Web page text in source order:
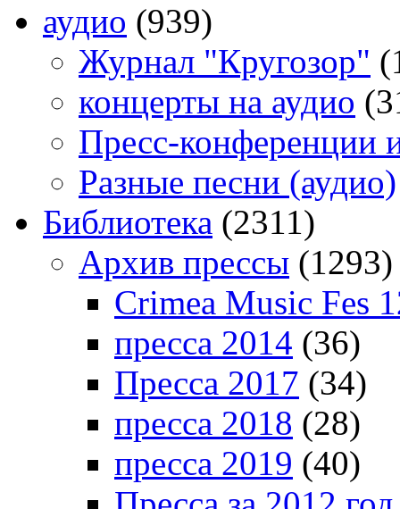
аудио (939)
Журнал "Кругозор"
концерты на аудио
Пресс-конференции
Разные песни (аудио)
Библиотека (2311)
Архив прессы (1293)
Crimea Music Fes
пресса 2014 (36)
Пресса 2017 (34)
пресса 2018 (28)
пресса 2019 (40)